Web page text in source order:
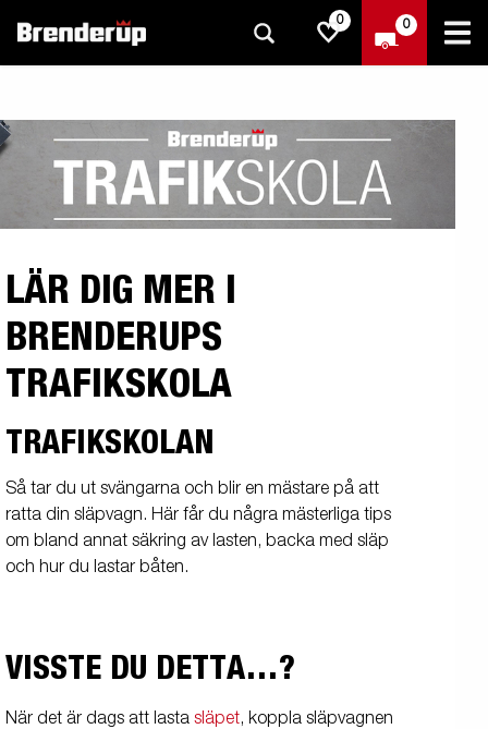
0 0
LÄR DIG MER I
BRENDERUPS
TRAFIKSKOLA
TRAFIKSKOLAN
Så tar du ut svängarna och blir en mästare på att
ratta din släpvagn. Här får du några mästerliga tips
om bland annat säkring av lasten, backa med släp
och hur du lastar båten.
VISSTE DU DETTA…?
När det är dags att lasta släpet, koppla släpvagnen